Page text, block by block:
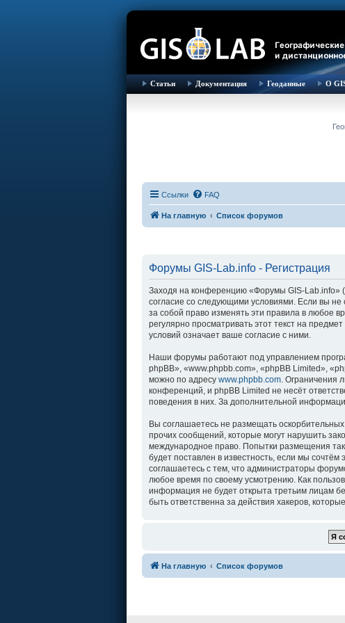
Статьи Документация Геоданные О
Ссылки FAQ
На главную Список форумов
Форумы GIS-Lab.info - Регистрация
Заходя на конференцию «Форумы GIS-Lab.info»
согласие со следующими условиями. Если вы
за собой право изменять эти правила в любое
регулярно просматривать этот текст на
условий означает ваше согласие с ними.
Наши форумы работают под управлением
phpBB», «www.phpbb.com», «phpBB Limited»,
можно по адресу www.phpbb.com . Ограничения
конференций, и phpBB Limited не несёт
поведения в них. За дополнительной
Вы соглашаетесь не размещать
прочих сообщений, которые могут нарушить
международное право. Попытки размещения
будет поставлен в известность, если мы
соглашаетесь с тем, что администраторы
любое время по своему усмотрению. Как
информация не будет открыта третьим лицам
быть ответственна за действия хакеров,
На главную Список форумов